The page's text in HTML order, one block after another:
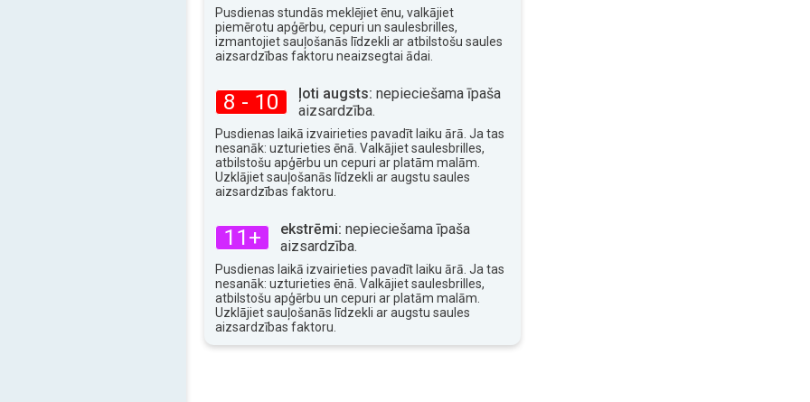
Pusdienas stundās meklējiet ēnu, valkājiet
piemērotu apģērbu, cepuri un saulesbrilles,
izmantojiet sauļošanās līdzekli ar atbilstošu saules
aizsardzības faktoru neaizsegtai ādai.
8 - 10 ļoti augsts: nepieciešama īpaša
aizsardzība.
Pusdienas laikā izvairieties pavadīt laiku ārā. Ja tas
nesanāk: uzturieties ēnā. Valkājiet saulesbrilles,
atbilstošu apģērbu un cepuri ar platām malām.
Uzklājiet sauļošanās līdzekli ar augstu saules
aizsardzības faktoru.
11+ ekstrēmi: nepieciešama īpaša
aizsardzība.
Pusdienas laikā izvairieties pavadīt laiku ārā. Ja tas
nesanāk: uzturieties ēnā. Valkājiet saulesbrilles,
atbilstošu apģērbu un cepuri ar platām malām.
Uzklājiet sauļošanās līdzekli ar augstu saules
aizsardzības faktoru.